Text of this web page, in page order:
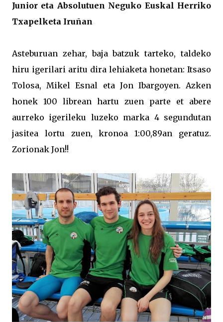
Junior eta Absolutuen Neguko Euskal Herriko
Txapelketa Iruñan
Asteburuan zehar, baja batzuk tarteko, taldeko
hiru igerilari aritu dira lehiaketa honetan: Itsaso
Tolosa, Mikel Esnal eta Jon Ibargoyen. Azken
honek 100 librean hartu zuen parte et abere
aurreko igerileku luzeko marka 4 segundutan
jasitea lortu zuen, kronoa 1:00,89an geratuz.
Zorionak Jon!!